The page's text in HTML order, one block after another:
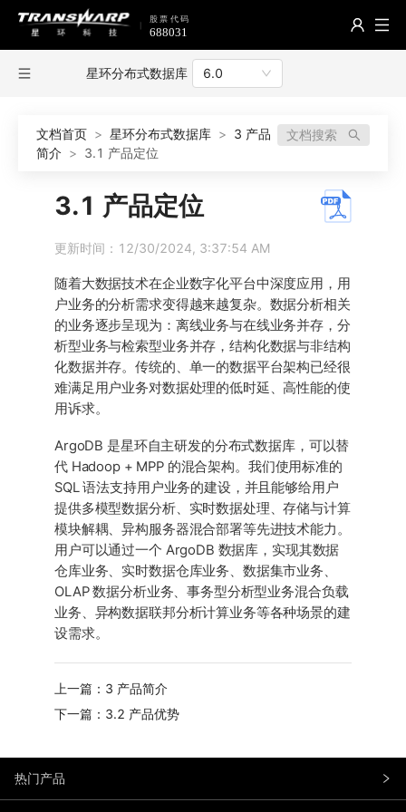
星环分布式数据库 6.0
文档首页 > 星环分布式数据库 > 3 产品
简介 > 3.1 产品定位
文档搜索
3.1 产品定位
更新时间：12/30/2024, 3:37:54 AM
随着大数据技术在企业数字化平台中深度应用，用
户业务的分析需求变得越来越复杂。数据分析相关
的业务逐步呈现为：离线业务与在线业务并存，分
析型业务与检索型业务并存，结构化数据与非结构
化数据并存。传统的、单一的数据平台架构已经很
难满足用户业务对数据处理的低时延、高性能的使
用诉求。
ArgoDB 是星环自主研发的分布式数据库，可以替
代 Hadoop + MPP 的混合架构。我们使用标准的
SQL 语法支持用户业务的建设，并且能够给用户
提供多模型数据分析、实时数据处理、存储与计算
模块解耦、异构服务器混合部署等先进技术能力。
用户可以通过一个 ArgoDB 数据库，实现其数据
仓库业务、实时数据仓库业务、数据集市业务、
OLAP 数据分析业务、事务型分析型业务混合负载
业务、异构数据联邦分析计算业务等各种场景的建
设需求。
上一篇：3 产品简介
下一篇：3.2 产品优势
热门产品